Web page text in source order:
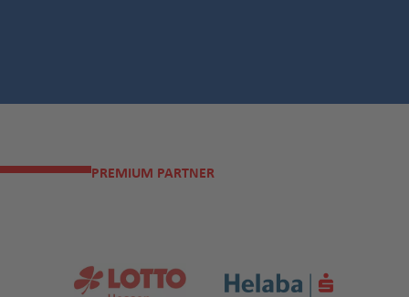
PREMIUM PARTNER